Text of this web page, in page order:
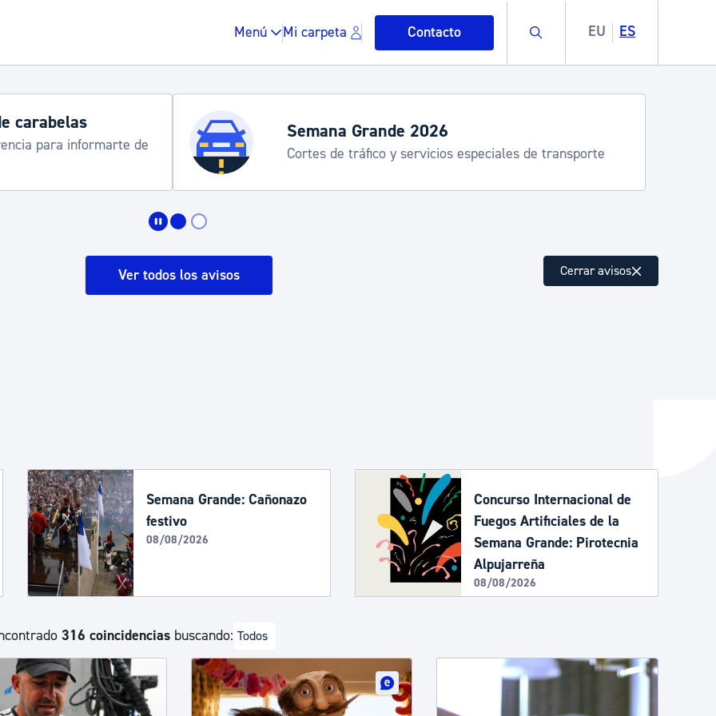
Menú Mi carpeta Contacto Buscar EU ES
Espacio público, residuos y medioambiente
Igualdad, Derechos Humanos y convivencia
Horarios y servicios de verano
Udalinfo, Donostia Kirola, Donostia Kultura, San Telmo,
Urgull, Hondalea, Turismo
Ver todos los avisos Cerrar avisos
Semana Grande: Cañonazo
festivo
08/08/2026
Concurso Internacional de
Fuegos Artificiales de la
Semana Grande: Pirotecnia
Alpujarreña
08/08/2026
316 coincidenciasbuscando: Todos